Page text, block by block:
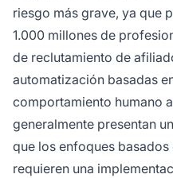
riesgo más grave, ya que
1.000 millones de
de reclutamiento de
automatización basadas
comportamiento humano
generalmente presentan
que los enfoques basados
requieren una